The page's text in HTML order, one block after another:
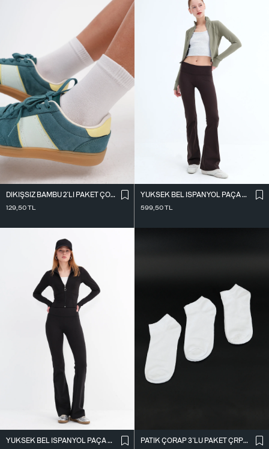
DIKIŞSIZ BAMBU 2`LI PAKET ÇORAP ÇRP3013
129,50TL
YÜKSEK BEL İ̇SPANYOL PAÇA TAYT TYT0048-E10
599,50TL
YÜKSEK BEL İ̇SPANYOL PAÇA TAYT TYT0048-E10
PATIK ÇORAP 3`LÜ PAKET ÇRP04-F13